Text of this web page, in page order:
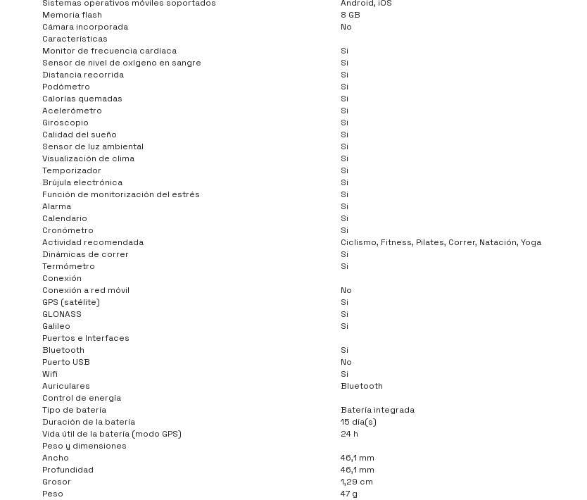
Sistemas operativos móviles soportados
Android, iOS
Memoria flash
8 GB
Cámara incorporada
No
Características
Monitor de frecuencia cardíaca
Si
Sensor de nivel de oxígeno en sangre
Si
Distancia recorrida
Si
Podómetro
Si
Calorías quemadas
Si
Acelerómetro
Si
Giroscopio
Si
Calidad del sueño
Si
Sensor de luz ambiental
Si
Visualización de clima
Si
Temporizador
Si
Brújula electrónica
Si
Función de monitorización del estrés
Si
Alarma
Si
Calendario
Si
Cronómetro
Si
Actividad recomendada
Ciclismo, Fitness, Pilates, Correr, Natación, Yoga
Dinámicas de correr
Si
Termómetro
Si
Conexión
Conexión a red móvil
No
GPS (satélite)
Si
GLONASS
Si
Galileo
Si
Puertos e Interfaces
Bluetooth
Si
Puerto USB
No
Wifi
Si
Auriculares
Bluetooth
Control de energía
Tipo de batería
Batería integrada
Duración de la batería
15 día(s)
Vida útil de la batería (modo GPS)
24 h
Peso y dimensiones
Ancho
46,1 mm
Profundidad
46,1 mm
Grosor
1,29 cm
Peso
47 g